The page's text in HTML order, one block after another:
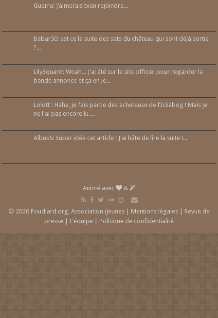
Guerra: J’aimerais bien rejoindre...
babar50: est ce la suite des sets du château qui sont déjà sortie
?...
Lily3quard: Woah... J'ai été sur le site officiel pour regarder la
bande annonce et ça en je...
Lolott': Haha, je fais partie des acheteuse de l’Ickabog ! Mais je
ne l'ai pas encore lu....
Albus5: Super idée cet article ! J'ai hâte de lire la suite !...
Animé avec &
© 2026 Poudlard.org, Association iJeunes | Mentions légales | Revue de
presse | L'équipe | Politique de confidentialité